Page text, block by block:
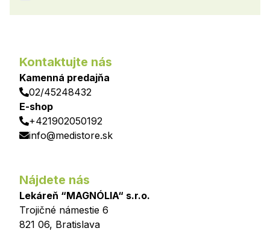
Kontaktujte nás
Kamenná predajňa
02/45248432
E-shop
+421902050192
info@medistore.sk
Nájdete nás
Lekáreň “MAGNÓLIA“ s.r.o.
Trojičné námestie 6
821 06, Bratislava